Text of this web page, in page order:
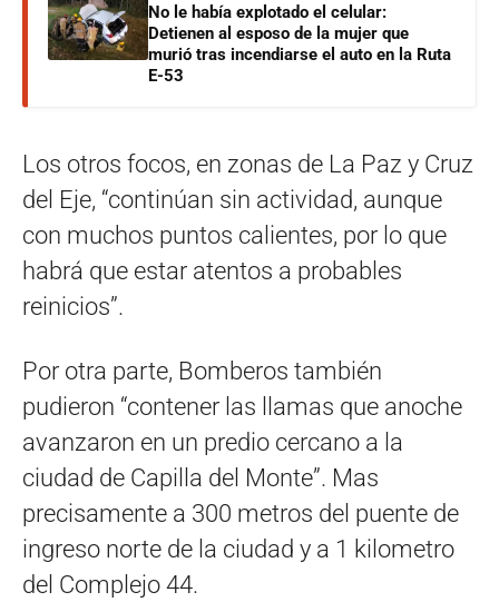
No le había explotado el celular:
Detienen al esposo de la mujer que
murió tras incendiarse el auto en la Ruta
E-53
Los otros focos, en zonas de La Paz y Cruz
del Eje, “continúan sin actividad, aunque
con muchos puntos calientes, por lo que
habrá que estar atentos a probables
reinicios”.
Por otra parte, Bomberos también
pudieron “contener las llamas que anoche
avanzaron en un predio cercano a la
ciudad de Capilla del Monte”. Mas
precisamente a 300 metros del puente de
ingreso norte de la ciudad y a 1 kilometro
del Complejo 44.